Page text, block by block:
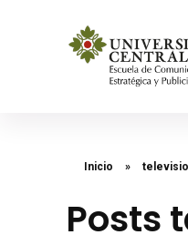
Inicio »
Posts